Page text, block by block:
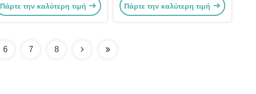
Πάρτε την καλύτερη τιμή
Κρατητής τηλεφώνου Magsafe
Πάρτε την καλύτερη τιμή
6 7 8